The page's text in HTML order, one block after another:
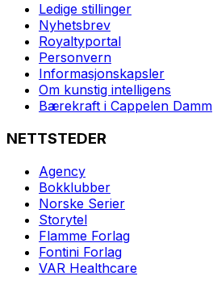
Ledige stillinger
Nyhetsbrev
Royaltyportal
Personvern
Informasjonskapsler
Om kunstig intelligens
Bærekraft i Cappelen Damm
NETTSTEDER
Agency
Bokklubber
Norske Serier
Storytel
Flamme Forlag
Fontini Forlag
VAR Healthcare